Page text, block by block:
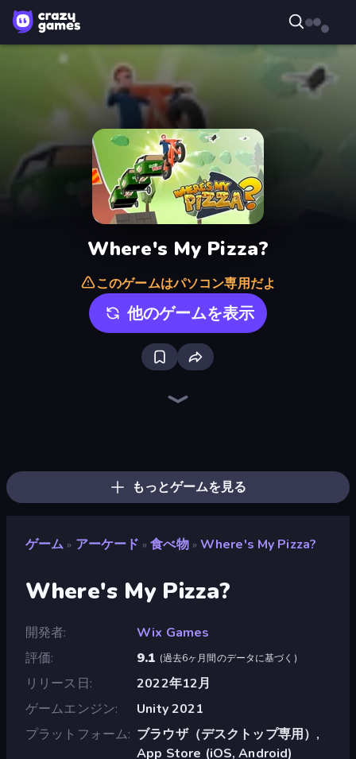
Where's My Pizza?
このゲームはパソコン専用だよ
他のゲームを表示
もっとゲームを見る
ゲーム » アーケード » 食べ物 » Where's My Pizza?
Where's My Pizza?
開発者
Wix Games
評価
9.1 (過去6ヶ月間のデータに基づく )
リリース日
2022年12月
ゲームエンジン
Unity 2021
プラットフォーム ブラウザ（デスクトップ専用）,
App Store (iOS, Android)